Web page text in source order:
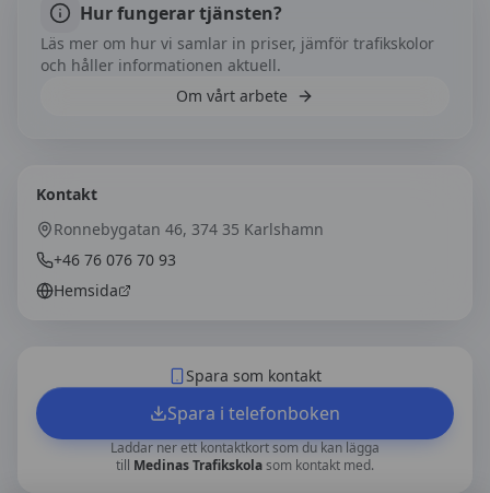
Hur fungerar tjänsten?
Läs mer om hur vi samlar in priser, jämför trafikskolor
och håller informationen aktuell.
Om vårt arbete
Kontakt
Ronnebygatan 46, 374 35 Karlshamn
+46 76 076 70 93
Hemsida
Spara som kontakt
Spara i telefonboken
Laddar ner ett kontaktkort som du kan lägga
till Medinas Trafikskolasom kontakt med.